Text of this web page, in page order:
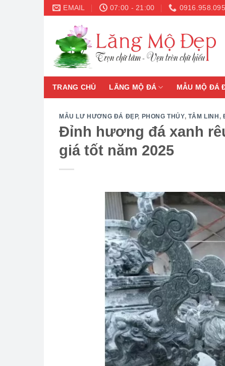
Skip
content
EMAIL 07:00 - 21:00 0916.958.095
TRANG CHỦ LĂNG MỘ ĐÁ MẪU MỘ ĐÁ
MẪU LƯ HƯƠNG ĐÁ ĐẸP, PHONG THỦY, TÂM LINH ,
Đỉnh hương đá xanh
giá tốt năm 2025